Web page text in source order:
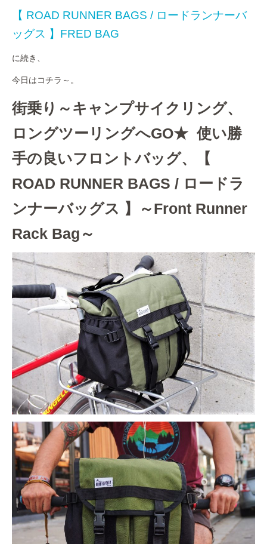
【 ROAD RUNNER BAGS / ロードランナーバ
ッグス 】FRED BAG
に続き、
今日はコチラ～。
街乗り～キャンプサイクリング、
ロングツーリングへGO★ 使い勝
手の良いフロントバッグ、【
ROAD RUNNER BAGS / ロードラ
ンナーバッグス 】～Front Runner
Rack Bag～